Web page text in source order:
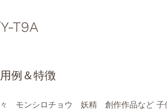
T9A
例＆特徴
モンシロチョウ 妖精 創作作品など 子